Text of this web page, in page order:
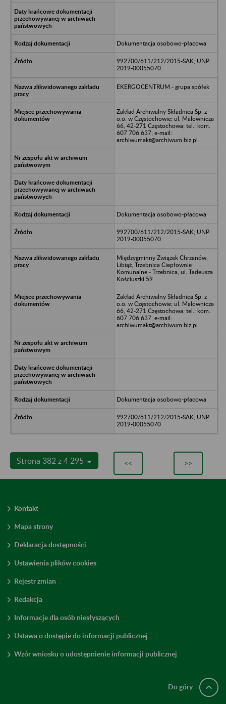
Dokumentacja osobowo-płacowa
992700/611/212/2015-SAK; UNP:
2019-00055070
EKERGOCENTRUM - grupa spółek
Zakład Archiwalny Składnica Sp. z
o.o. w Częstochowie; ul. Malownicza
66, 42-271 Częstochowa; tel.; kom.
607 706 637; e-mail:
archiwumakt@archiwum.biz.pl
Dokumentacja osobowo-płacowa
992700/611/212/2015-SAK; UNP:
2019-00055070
Międzygminny Związek Chrzanów,
Libiąż, Trzebnica Ciepłownie
Komunalne - Trzebnica, ul. Tadeusza
Kościuszki 59
Zakład Archiwalny Składnica Sp. z
o.o. w Częstochowie; ul. Malownicza
66, 42-271 Częstochowa; tel.; kom.
607 706 637; e-mail:
archiwumakt@archiwum.biz.pl
Dokumentacja osobowo-płacowa
992700/611/212/2015-SAK; UNP:
2019-00055070
Strona 382 z 4 295 << >>
Kontakt
Mapa strony
Deklaracja dostępności
Ustawienia plików cookies
Rejestr zmian
Redakcja
Informacje dla osób niesłyszących
Ustawa o dostępie do informacji publicznej
Wzór wniosku o udostępnienie informacji publicznej
Do góry